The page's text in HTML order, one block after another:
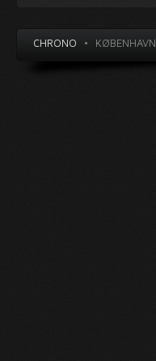
CHRONO • KØBENHAVN